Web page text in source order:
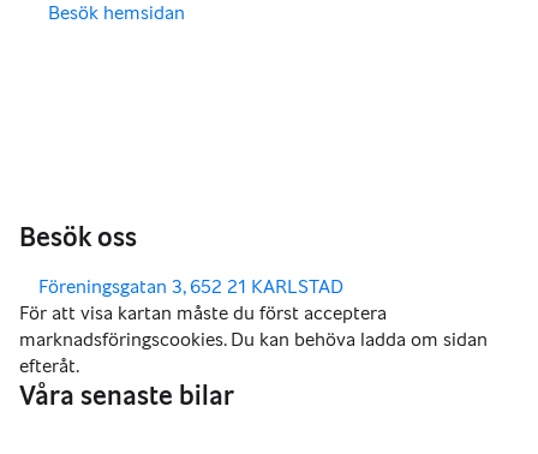
Besök hemsidan
Besök oss
Föreningsgatan 3, 652 21 KARLSTAD
Våra senaste bilar